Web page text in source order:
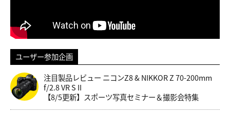
ユーザー参加企画
注目製品レビュー ニコンZ8 & NIKKOR Z 70-200mm
f/2.8 VR S II
【8/5更新】スポーツ写真セミナー＆撮影会特集